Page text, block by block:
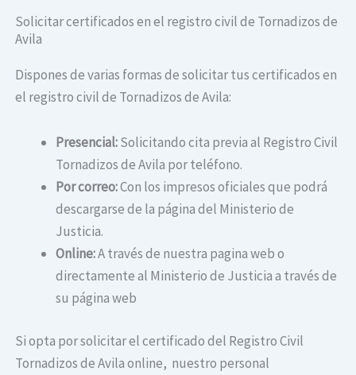
Solicitar certificados en el registro civil de Tornadizos de
Avila
Dispones de varias formas de solicitar tus certificados en
el registro civil de Tornadizos de Avila:
Presencial:Solicitando cita previa al Registro Civil
Tornadizos de Avila por teléfono.
Por correo:Con los impresos oficiales que podrá
descargarse de la página del Ministerio de
Justicia.
Online:A través de nuestra pagina web o
directamente al Ministerio de Justicia a través de
su página web
Si opta por solicitar el certificado del Registro Civil
Tornadizos de Avila online, nuestro personal